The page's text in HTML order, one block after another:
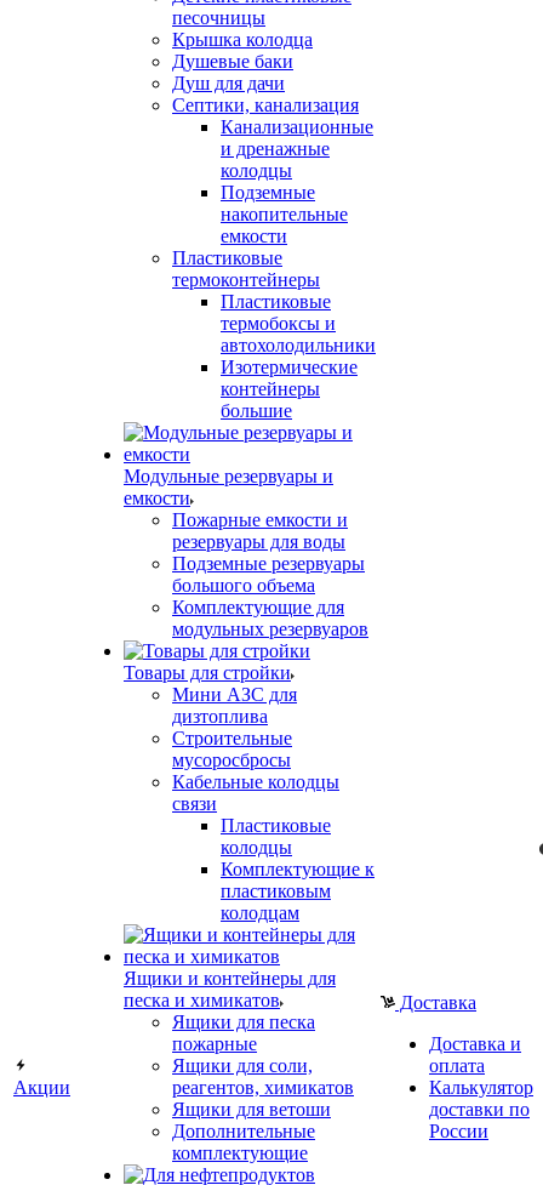
Акции
песочницы
Крышка колодца
Душевые баки
Душ для дачи
Септики, канализация
Канализационные
и дренажные
колодцы
Подземные
накопительные
емкости
Пластиковые
термоконтейнеры
Пластиковые
термобоксы и
автохолодильники
Изотермические
контейнеры
большие
Модульные резервуары и
емкости
Пожарные емкости и
резервуары для воды
Подземные резервуары
большого объема
Комплектующие для
модульных резервуаров
Товары для стройки
Мини АЗС для
дизтоплива
Строительные
мусоросбросы
Кабельные колодцы
связи
Пластиковые
колодцы
Комплектующие к
пластиковым
колодцам
Ящики и контейнеры для
песка и химикатов
Ящики для песка
пожарные
Ящики для соли,
реагентов, химикатов
Ящики для ветоши
Дополнительные
комплектующие
Доставка
Доставка и
оплата
Калькулятор
доставки по
России